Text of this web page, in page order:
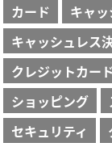
カード
キャ
キャッシュレス
クレジットカー
ショッピング
セキュリティ